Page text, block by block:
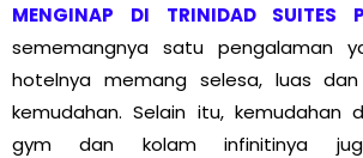
MENGINAP DI TRINIDAD SUITES
sememangnya satu pengalaman
hotelnya memang selesa, luas
kemudahan. Selain itu, kemudahan
gym dan kolam infinitinya